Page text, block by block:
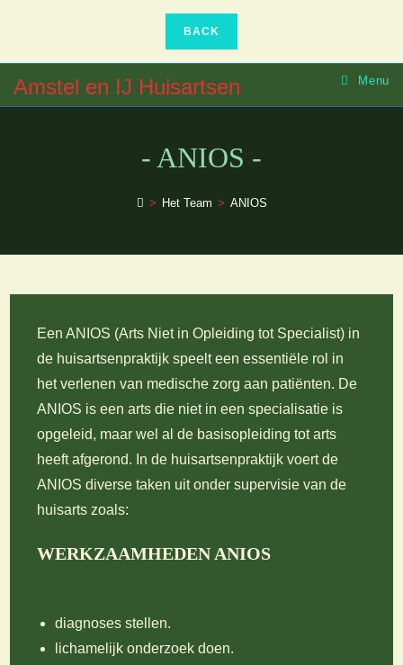
Amstel en IJ Huisartsen Menu
- ANIOS -
> Het Team > ANIOS
Een ANIOS (Arts Niet in Opleiding tot Specialist) in
de huisartsenpraktijk speelt een essentiële rol in
het verlenen van medische zorg aan patiënten. De
ANIOS is een arts die niet in een specialisatie is
opgeleid, maar wel al de basisopleiding tot arts
heeft afgerond. In de huisartsenpraktijk voert de
ANIOS diverse taken uit onder supervisie van de
huisarts zoals:
WERKZAAMHEDEN ANIOS
diagnoses stellen.
lichamelijk onderzoek doen.